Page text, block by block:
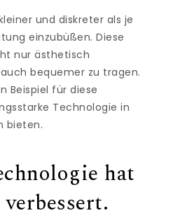
und diskreter als je
einzubüßen. Diese
nur ästhetisch
bequemer zu tragen.
Beispiel für diese
Technologie in
bieten.
hat